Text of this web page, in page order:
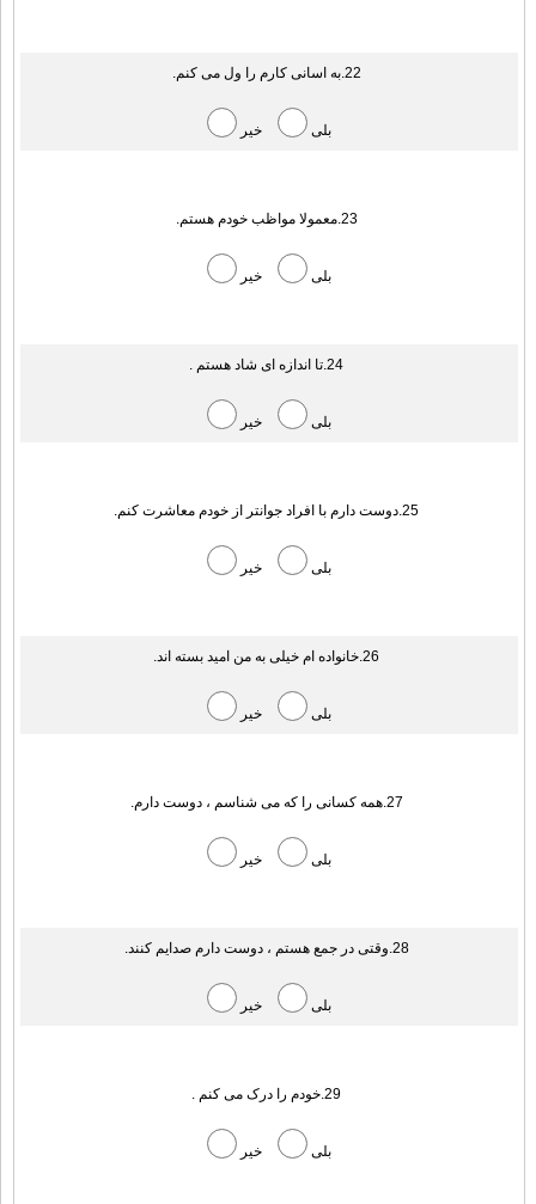
22.به اسانی کارم را ول می کنم.
بلی خیر
23.معمولا مواظب خودم هستم.
بلی خیر
24.تا اندازه ای شاد هستم .
بلی خیر
25.دوست دارم با افراد جوانتر از خودم معاشرت کنم.
بلی خیر
26.خانواده ام خیلی به من امید بسته اند.
بلی خیر
27.همه کسانی را که می شناسم ، دوست دارم.
بلی خیر
28.وقتی در جمع هستم ، دوست دارم صدایم کنند.
بلی خیر
29.خودم را درک می کنم .
بلی خیر